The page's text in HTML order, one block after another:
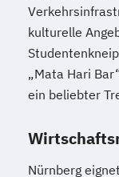
kulturelle
„Mata Hari
ein beliebter
Nürnberg